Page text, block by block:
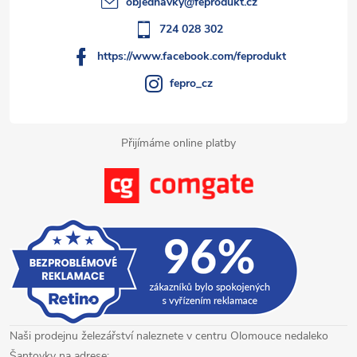
Přijímáme online platby
724 028 302
https://www.facebook.com/feprodukt
fepro_cz
Naši prodejnu železářství naleznete v centru Olomouce nedaleko